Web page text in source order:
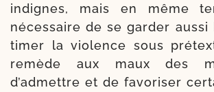
indignes, mais en même
néces­saire de se gar­der
timer la vio­lence sous
remède aux maux des
d’admettre et de favo­ri­ser